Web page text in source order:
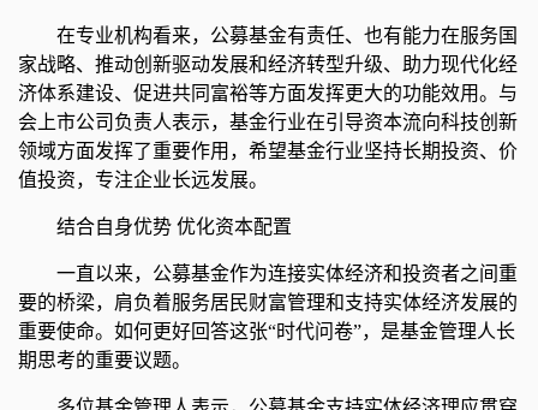
在专业机构看来，公募基金有责任、也有能力在服务国
家战略、推动创新驱动发展和经济转型升级、助力现代化经
济体系建设、促进共同富裕等方面发挥更大的功能效用。与
会上市公司负责人表示，基金行业在引导资本流向科技创新
领域方面发挥了重要作用，希望基金行业坚持长期投资、价
值投资，专注企业长远发展。
结合自身优势 优化资本配置
一直以来，公募基金作为连接实体经济和投资者之间重
要的桥梁，肩负着服务居民财富管理和支持实体经济发展的
重要使命。如何更好回答这张“时代问卷”，是基金管理人长
期思考的重要议题。